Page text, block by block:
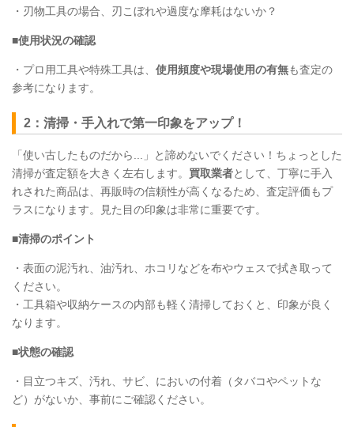
・刃物工具の場合、刃こぼれや過度な摩耗はないか？
■使用状況の確認
・プロ用工具や特殊工具は、 使用頻度や現場使用の有無も査定の
参考になります。
2：清掃・手入れで第一印象をアップ！
「使い古したものだから...」と諦めないでください！ちょっとした
清掃が査定額を大きく左右します。 買取業者として、丁寧に手入
れされた商品は、再販時の信頼性が高くなるため、査定評価もプ
ラスになります。見た目の印象は非常に重要です。
■清掃のポイント
・表面の泥汚れ、油汚れ、ホコリなどを布やウェスで拭き取って
ください。
・工具箱や収納ケースの内部も軽く清掃しておくと、印象が良く
なります。
■状態の確認
・目立つキズ、汚れ、サビ、においの付着（タバコやペットな
ど）がないか、事前にご確認ください。